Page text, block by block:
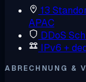
13
APAC
DDoS
IPv6 +
ABRECHNUNG &